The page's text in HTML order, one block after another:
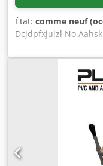
État: comme neuf
Dcjdpfxjuizl No Aahsk